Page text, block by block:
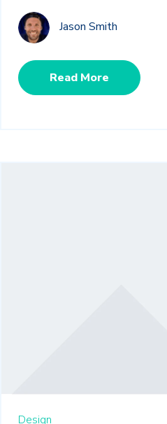
Jason Smith
Read More
Design